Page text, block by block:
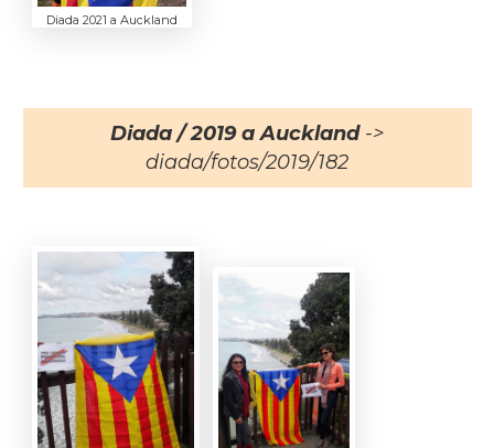
Diada 2021 a Auckland
Diada / 2019 a Auckland->
diada/fotos/2019/182